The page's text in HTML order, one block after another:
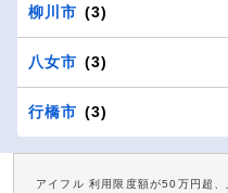
柳川市 (3)
八女市 (3)
行橋市 (3)
アイフル 利用限度額が50万円超